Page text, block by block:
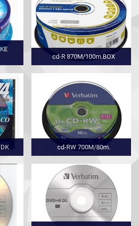
cd-R 870M/100m.BOX
cd-RW 700M/80m.